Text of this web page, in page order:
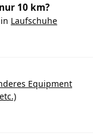
10 km?
in Laufschuhe
Equipment